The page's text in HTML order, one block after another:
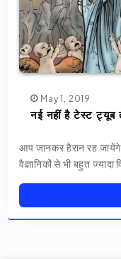
May 1, 2019
नई नहीं है टेस्ट ट्यूब
आप जानकर हैरान रह
वैज्ञानिकों से भी बहुत ज्यादा